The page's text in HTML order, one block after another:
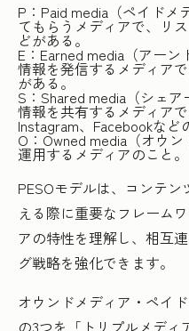
P：Paid media（ペイドメ
てもらうメディアで、リ
どがある。
E：Earned media（アー
情報を発信するメディア
がある。
S：Shared media（シェ
情報を共有するメディア
Instagram、Facebookなど
O：Owned media（オウ
運用するメディアのこと。
PESOモデルは、コンテ
える際に重要なフレーム
アの特性を理解し、相互
グ戦略を強化できます。
オウンドメディア・ペイ
の3つを「トリプルメデ